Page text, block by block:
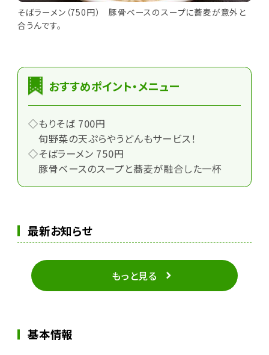
そばラーメン（750円） 豚骨ベースのスープに蕎麦が意外と
合うんです。
おすすめポイント・メニュー
◇もりそば 700円
旬野菜の天ぷらやうどんもサービス！
◇そばラーメン 750円
豚骨ベースのスープと蕎麦が融合した一杯
最新お知らせ
もっと見る
基本情報